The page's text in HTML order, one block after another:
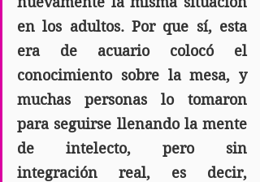
en los adultos. Por que sí, esta
era de acuario colocó el
conocimiento sobre la mesa, y
muchas personas lo tomaron
para seguirse llenando la mente
de intelecto, pero sin
integración real, es decir,